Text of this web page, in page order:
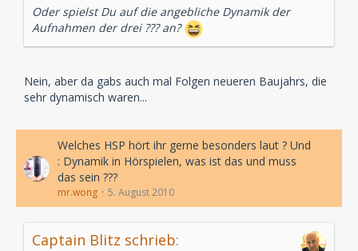
Oder spielst Du auf die angebliche Dynamik der
Aufnahmen der drei ??? an?
Nein, aber da gabs auch mal Folgen neueren Baujahrs, die
sehr dynamisch waren...
Welches HSP hört ihr gerne besonders laut ? Und
: Dynamik in Hörspielen, was ist das und muss
das sein ???
mr.wong 5. August 2010
Captain Blitz schrieb: